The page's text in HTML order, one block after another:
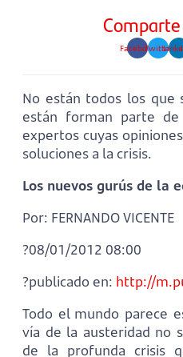
FacebookTwitter
No están todos los que
están forman parte
expertos cuyas
soluciones a la crisis.
Los nuevos gurús de la
Por: FERNANDO VICENTE
?08/01/2012 08:00
?publicado en: http://
Todo el mundo parece
vía de la austeridad no
de la profunda crisis